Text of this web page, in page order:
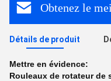
Obtenez le
Détails de produit
Mettre en évidence:
Rouleaux de rotateur de